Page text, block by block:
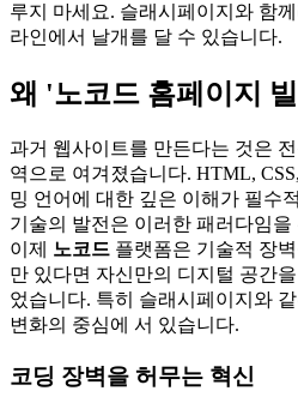
루지 마세요. 슬래시페이지와 함
라인에서 날개를 달 수 있습니다.
왜 '노코드 홈페이지
과거 웹사이트를 만든다는 것은
역으로 여겨졌습니다. HTML,
밍 언어에 대한 깊은 이해가 필수
기술의 발전은 이러한 패러다임
이제 노코드 플랫폼은 기술적 장
만 있다면 자신만의 디지털 공간
었습니다. 특히 슬래시페이지와
변화의 중심에 서 있습니다.
코딩 장벽을 허무는 혁신